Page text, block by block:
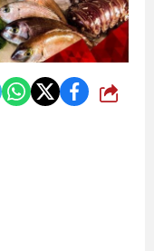
شارك